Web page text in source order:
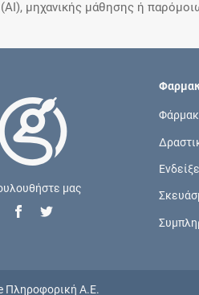
μηχανικής μάθησης ή
μας
Πληροφορική Α.Ε.